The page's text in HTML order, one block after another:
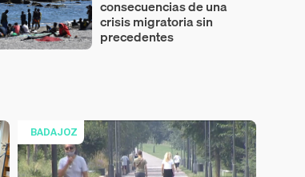
consecuencias de una
crisis migratoria sin
precedentes
BADAJOZ